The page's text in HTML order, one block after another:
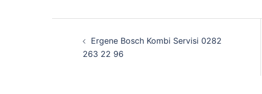
dolaşımı
Ergene Bosch Kombi Servisi 0282
263 22 96